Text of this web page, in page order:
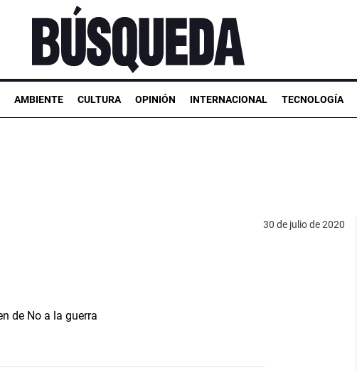
AMBIENTE CULTURA OPINIÓN INTERNACIONAL TECNOLOGÍA
30 de julio de 2020